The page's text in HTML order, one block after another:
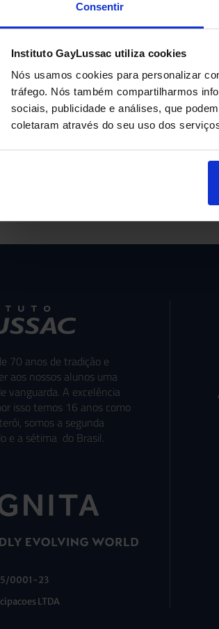
Consentir
Instituto GayLussac utiliza cookies
Nós usamos cookies para personalizar
tráfego. Nós também compartilharmos
sociais, publicidade e análises, que
coletaram através do seu uso dos
ANTERIOR
70 anos de tradição e
aos nossos alunos uma
vanguarda. A excelência
isso temos 16 anos como
somos a segunda
e a sétima do Brasil.
0001-23
LTDA